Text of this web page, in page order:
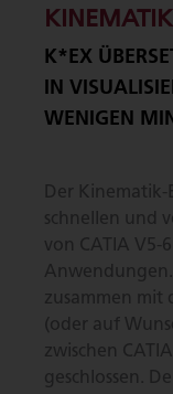
K*EX
IN
WENIGEN
Der
schnellen und
von CATIA V5-
zusammen mit
(oder auf
zwischen
geschlossen.